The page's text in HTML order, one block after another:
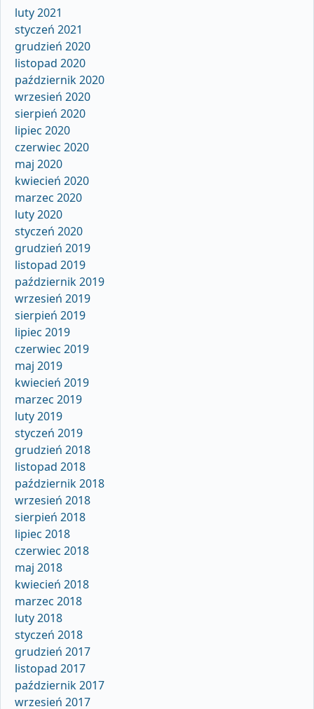
luty 2021
styczeń 2021
grudzień 2020
listopad 2020
październik 2020
wrzesień 2020
sierpień 2020
lipiec 2020
czerwiec 2020
maj 2020
kwiecień 2020
marzec 2020
luty 2020
styczeń 2020
grudzień 2019
listopad 2019
październik 2019
wrzesień 2019
sierpień 2019
lipiec 2019
czerwiec 2019
maj 2019
kwiecień 2019
marzec 2019
luty 2019
styczeń 2019
grudzień 2018
listopad 2018
październik 2018
wrzesień 2018
sierpień 2018
lipiec 2018
czerwiec 2018
maj 2018
kwiecień 2018
marzec 2018
luty 2018
styczeń 2018
grudzień 2017
listopad 2017
październik 2017
wrzesień 2017